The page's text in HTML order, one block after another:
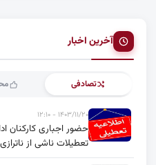
آخرین اخبار
تصادفی
۱۴۰۳/۱۱/۲۰ - ۱۲:۱۰
حضور اجباری کارکنان
تعطیلات ناشی از